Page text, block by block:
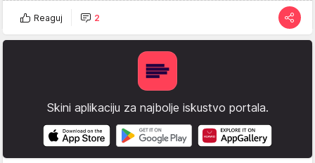
Reaguj 2
Skini aplikaciju za najbolje iskustvo portala.